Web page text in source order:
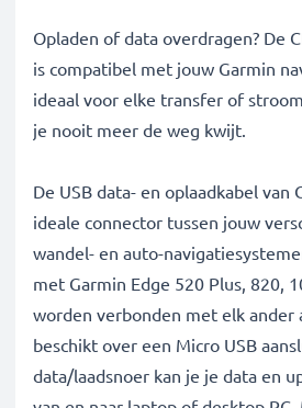
Opladen of data overdragen? De
is compatibel met jouw Garmin
ideaal voor elke transfer of
je nooit meer de weg kwijt.
De USB data- en oplaadkabel van
ideale connector tussen jouw
wandel- en auto-
met Garmin Edge 520 Plus, 820,
worden verbonden met elk ander
beschikt over een Micro USB
data/laadsnoer kan je je data en